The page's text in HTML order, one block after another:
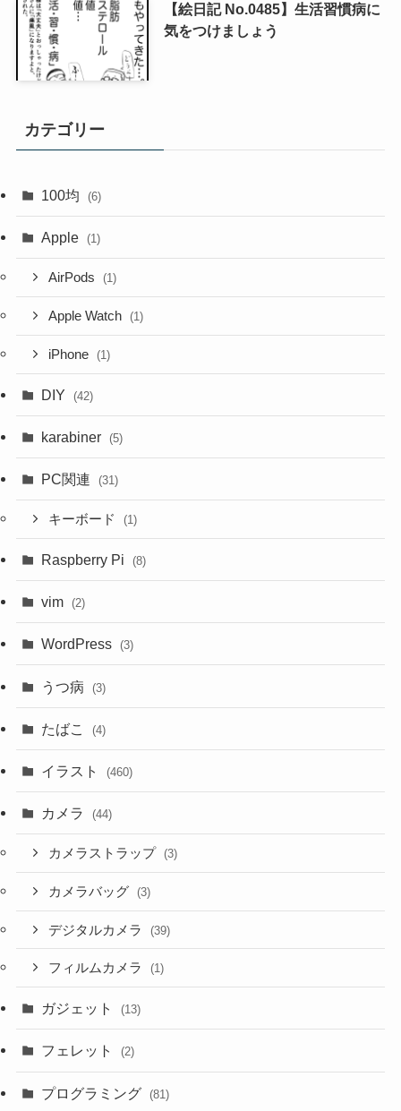
【絵日記 No.0485】生活習慣病に
気をつけましょう
カテゴリー
100均 (6)
Apple (1)
AirPods (1)
Apple Watch (1)
iPhone (1)
DIY (42)
karabiner (5)
PC関連 (31)
キーボード (1)
Raspberry Pi (8)
vim (2)
WordPress (3)
うつ病 (3)
たばこ (4)
イラスト (460)
カメラ (44)
カメラストラップ (3)
カメラバッグ (3)
デジタルカメラ (39)
フィルムカメラ (1)
ガジェット (13)
フェレット (2)
プログラミング (81)